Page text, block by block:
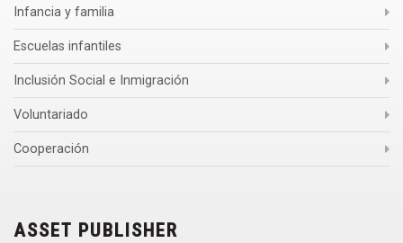
Infancia y familia
Escuelas infantiles
Inclusión Social e Inmigración
Voluntariado
Cooperación
ASSET PUBLISHER